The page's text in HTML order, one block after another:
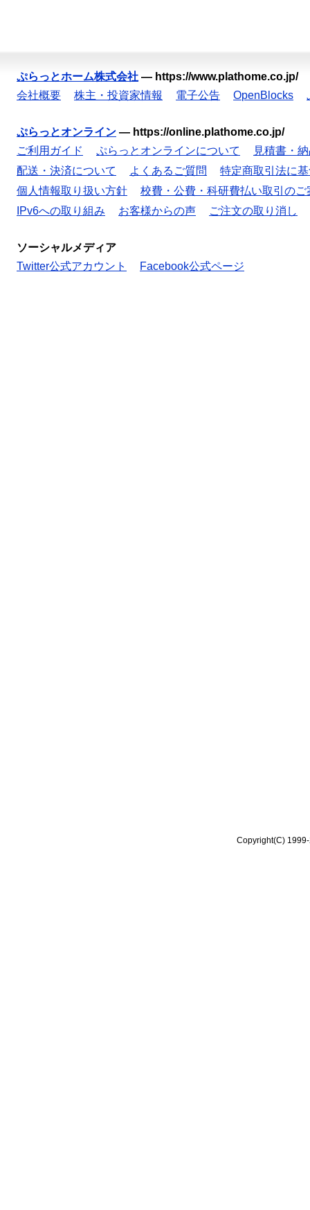
ぷらっとホーム株式会社 — https://www.plathome.co.jp/
会社概要
株主・投資家情報 電子公告 OpenBlocks
ぷらっとオンライン — https://online.plathome.co.jp/
ご利用ガイド
ぷらっとオンラインについて
見積書・
配送・決済について
よくあるご質問
特定商取引法に
個人情報取り扱い方針
校費・公費・科研費払い取引のご
IPv6への取り組み
お客様からの声 ご注文の取り消し
ソーシャルメディア
Twitter公式アカウント
Facebook公式ページ
Copyright(C)